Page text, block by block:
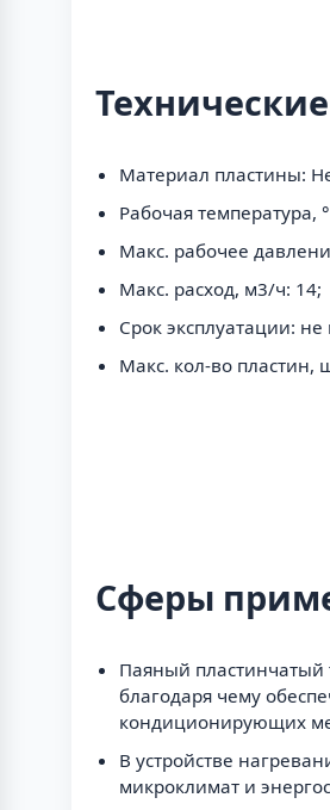
Материал пластины:
Рабочая температура,
Макс. рабочее
Макс. расход, м3/ч: 14;
Срок эксплуатации:
Макс. кол-во пластин,
Сферы
Паяный пластинчатый
благодаря чему
кондиционирующих
В устройстве
микроклимат и